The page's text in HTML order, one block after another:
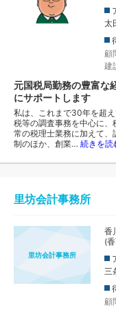
太
顧
建
元国税局勤務の豊富な
にサポートします
私は、これまで30年を超
税等の調査事務を中心に
常の税理士業務に加えて
制のほか、創業… 続きを読
里坊会計事務所
里坊会計事務所
香
(
三
顧